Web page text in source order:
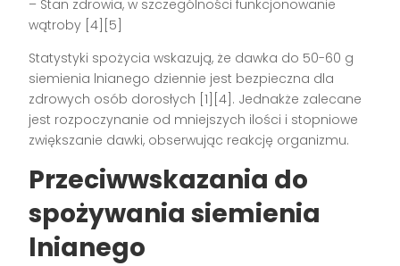
– Stan zdrowia, w szczególności funkcjonowanie
wątroby [4][5]
Statystyki spożycia wskazują, że dawka do 50-60 g
siemienia lnianego dziennie jest bezpieczna dla
zdrowych osób dorosłych [1][4]. Jednakże zalecane
jest rozpoczynanie od mniejszych ilości i stopniowe
zwiększanie dawki, obserwując reakcję organizmu.
Przeciwwskazania do
spożywania siemienia
lnianego